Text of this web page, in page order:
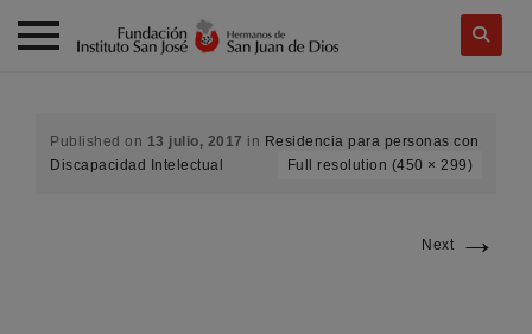
Published on 13 julio, 2017 in Residencia para personas con
Discapacidad Intelectual
Full resolution (450 × 299)
Next →